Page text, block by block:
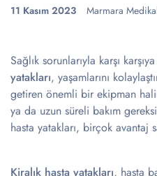
11 Kasım 2023 Marmara
Sağlık sorunlarıyla karşı
yatakları, yaşamlarını
getiren önemli bir ekipman
ya da uzun süreli bakım
hasta yatakları, birçok avantaj
Kiralık hasta yatakları, hasta